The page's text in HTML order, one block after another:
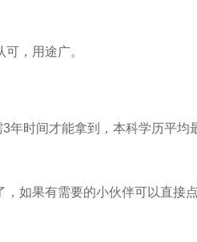
，用途广。
年时间才能拿到，本科学历平均
如果有需要的小伙伴可以直接点